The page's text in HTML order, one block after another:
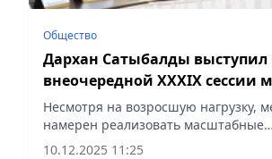
Общество
Дархан Сатыбалды выступил
внеочередной XXXIX сессии
города Алматы
Несмотря на возросшую нагрузку,
намерен реализовать масштабные
инвестиционные проекты, сообщает
10.12.2025 11:25